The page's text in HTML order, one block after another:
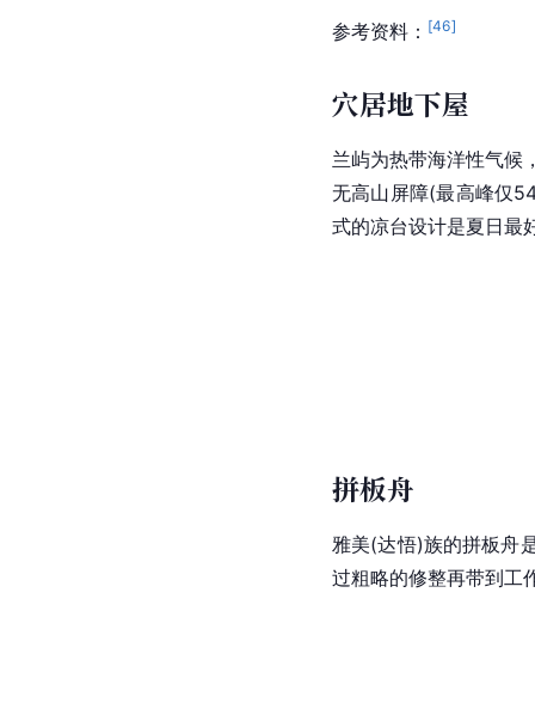
参考资料： [46]
穴居地下屋
兰屿为热带海洋性气候
无高山屏障(最高峰仅
式的凉台设计是夏日最
拼板舟
雅美(达悟)族的拼板舟
过粗略的修整再带到工